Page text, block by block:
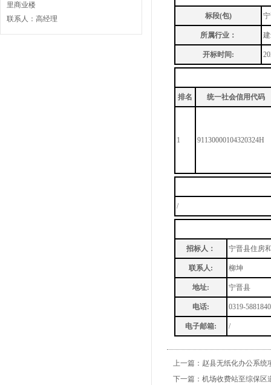
里商业楼
联系人：高经理
标段(包)
所属行业：
开标时间:
排名 统一社会信用代码
1 91130000104320324H
/
招标人： 宁晋县住房
联系人: 柳坤
地址: 宁晋县
电话: 0319-5881840
电子邮箱: /
上一篇： 赵县无纸化办公系统
下一篇： 机场收费站至综保区